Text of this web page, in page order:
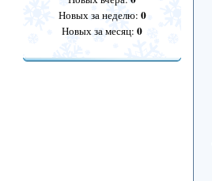
Новых за неделю: 0
Новых за месяц:0